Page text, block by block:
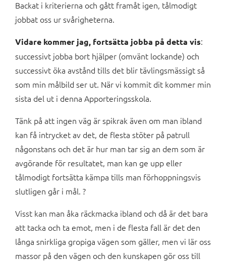
Backat i kriterierna och gått framåt igen, tålmodigt
jobbat oss ur svårigheterna.
Vidare kommer jag, fortsätta jobba på detta vis:
successivt jobba bort hjälper (omvänt lockande) och
successivt öka avstånd tills det blir tävlingsmässigt så
som min målbild ser ut. När vi kommit dit kommer min
sista del ut i denna Apporteringsskola.
Tänk på att ingen väg är spikrak även om man ibland
kan få intrycket av det, de flesta stöter på patrull
någonstans och det är hur man tar sig an dem som är
avgörande för resultatet, man kan ge upp eller
tålmodigt fortsätta kämpa tills man förhoppningsvis
slutligen går i mål. ?
Visst kan man åka räckmacka ibland och då är det bara
att tacka och ta emot, men i de flesta fall är det den
långa snirkliga gropiga vägen som gäller, men vi lär oss
massor på den vägen och den kunskapen gör oss till